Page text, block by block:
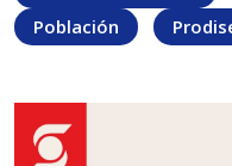
Población